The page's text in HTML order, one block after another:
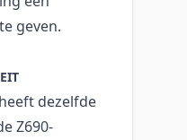
geven.
dezelfde
Z690-